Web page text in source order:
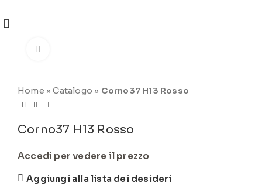
Home »Catalogo » Corno37 H13 Rosso
Corno37 H13 Rosso
Accedi per vedere il prezzo
Aggiungi alla lista dei desideri